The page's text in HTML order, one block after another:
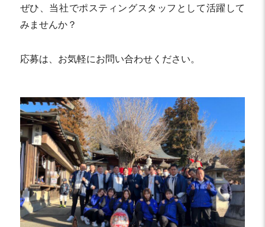
ぜひ、当社でポスティングスタッフとして活躍して
みませんか？
応募は、お気軽にお問い合わせください。